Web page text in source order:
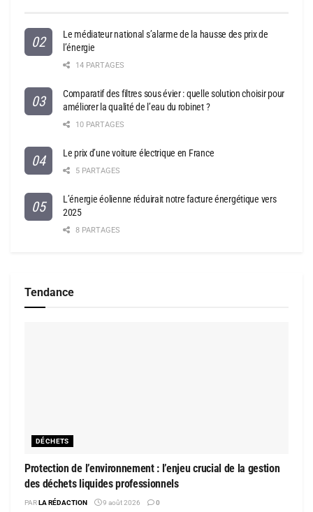
Le médiateur national s’alarme de la hausse des prix de
l’énergie
14 PARTAGES
Comparatif des filtres sous évier : quelle solution choisir pour
améliorer la qualité de l’eau du robinet ?
10 PARTAGES
Le prix d’une voiture électrique en France
5 PARTAGES
L’énergie éolienne réduirait notre facture énergétique vers
2025
8 PARTAGES
Tendance
DÉCHETS
Protection de l’environnement : l’enjeu crucial de la gestion
des déchets liquides professionnels
PARLA RÉDACTION 9 août 2026 0